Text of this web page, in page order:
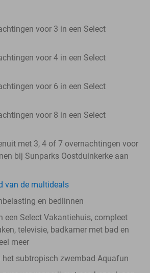
voor 3 in een Select
voor 4 in een Select
voor 6 in een Select
voor 8 in een Select
met 3, 4 of 7 overnachtingen voor
bij Sunparks Oostduinkerke aan
van de multideals
en bedlinnen
een Select Vakantiehuis, compleet
televisie, badkamer met bad en
meer
het subtropisch zwembad Aquafun